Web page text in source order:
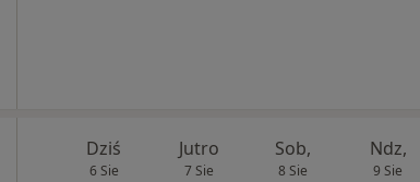
Dziś
6 Sie
Jutro
7 Sie
Sob,
8 Sie
Ndz,
9 Sie